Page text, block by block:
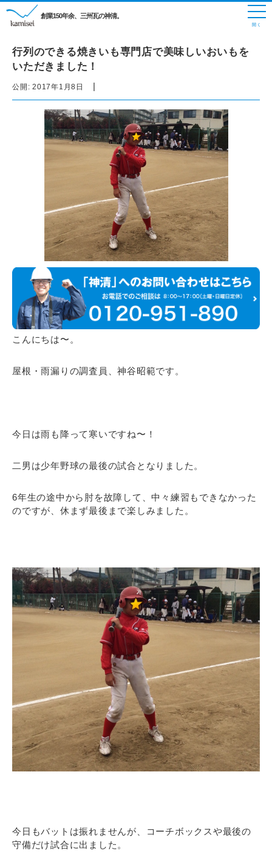
創業150年余、三州瓦の神清。
行列のできる焼きいも専門店で美味しいおいもを
いただきました！
公開: 2017年1月8日 |
こんにちは〜。
屋根・雨漏りの調査員、神谷昭範です。
今日は雨も降って寒いですね〜！
二男は少年野球の最後の試合となりました。
6年生の途中から肘を故障して、中々練習もできなかった
のですが、休まず最後まで楽しみました。
今日もバットは振れませんが、コーチボックスや最後の
守備だけ試合に出ました。